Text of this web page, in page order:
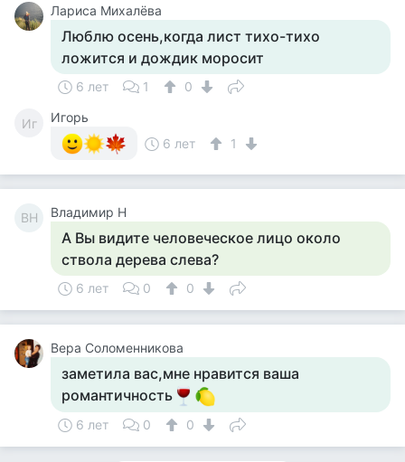
Лариса Михалёва
Люблю осень,когда лист тихо-тихо
ложится и дождик моросит
6 лет 1 0
Иг
Игорь
6 лет
1
ВН Владимир Н
А Вы видите человеческое лицо около
ствола дерева слева?
6 лет 0 0
Вера Соломенникова
заметила вас,мне нравится ваша
романтичность
6 лет 0 0